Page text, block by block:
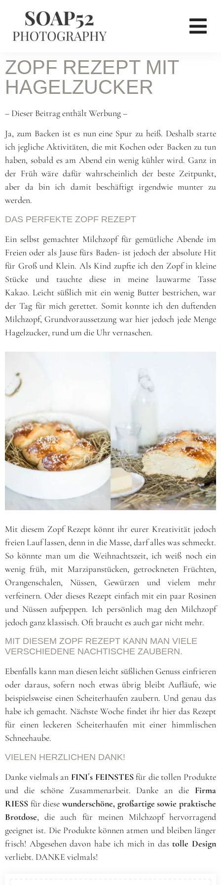
ZOPF REZEPT MIT
HAGELZUCKER
– Dieser Beitrag enthält Werbung –
Ja, zum Backen ist es nun eine Spur zu heiß. Deshalb starte
ich jegliche Aktivitäten, die mit Kochen oder Backen zu tun
haben, sobald es am Abend ein wenig kühler wird. Ganz in
der Früh wäre dafür wahrscheinlich der beste Zeitpunkt,
aber da bin ich damit beschäftigt irgendwie munter zu
werden.
DAS PERFEKTE ZOPF REZEPT
Ein selbst gemachter Milchzopf für gemütliche Abende im
Freien oder als Jause fürs Baden- ist jedoch der absolute Hit
für Groß und Klein. Als Kind zupfte ich den Zopf in kleine
Stücke und tauchte diese in meine lauwarme Tasse
Kakao. Leicht süßlich mit ein wenig Butter bestrichen, war
der Tag für mich gerettet. Somit konnte ich den duftenden
Milchzopf, Grundvoraussetzung war hier jedoch jede Menge
Hagelzucker, rund um die Uhr vernaschen.
Mit diesem Zopf Rezept könnt ihr eurer Kreativität jedoch
freien Lauf lassen, denn in die Masse, darf alles was schmeckt.
So könnte man um die Weihnachtszeit, ich weiß noch ein
wenig früh, mit Marzipanstücken, getrockneten Früchten,
Orangenschalen, Nüssen, Gewürzen und vielem mehr
verfeinern. Oder dieses Rezept einfach mit ein paar Rosinen
und Nüssen aufpeppen. Ich persönlich mag den Milchzopf
jedoch ganz klassisch. Oft braucht es auch gar nicht mehr.
MIT DIESEM ZOPF REZEPT KANN MAN VIELE
VERSCHIEDENE NACHTISCHE ZAUBERN.
Ebenfalls kann man diesen leicht süßlichen Genuss einfrieren
oder daraus, sofern noch etwas übrig bleibt Aufläufe, wie
beispielsweise einen Scheiterhaufen zaubern. Und genau das
habe ich gemacht. Nächste Woche findet ihr hier das Rezept
für einen leckeren Scheiterhaufen mit einer himmlischen
Schneehaube.
VIELEN HERZLICHEN DANK!
Danke vielmals an FINI´s FEINSTESfür die tollen Produkte
und die schöne Zusammenarbeit. Danke an die Firma
RIESS für diese wunderschöne, großartige sowie praktische
Brotdose, die auch für meinen Milchzopf hervorragend
geeignet ist. Die Produkte können atmen und bleiben länger
frisch! Abgesehen davon habe ich mich in dastolle Design
verliebt. DANKE vielmals!